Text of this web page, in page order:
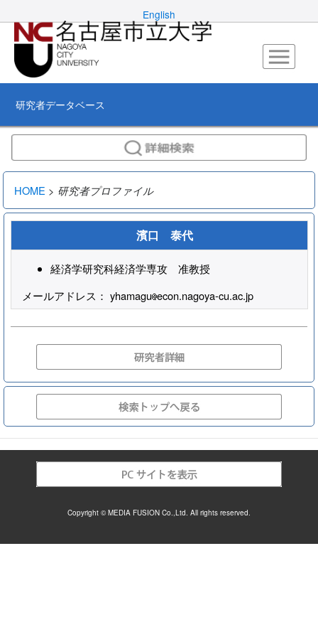
English
研究者データベース
HOME > 研究者プロファイル
濱口 泰代
経済学研究科経済学専攻 准教授
メールアドレス： yhamagu econ.nagoya-cu.ac.jp
Copyright © MEDIA FUSION Co.,Ltd. All rights reserved.